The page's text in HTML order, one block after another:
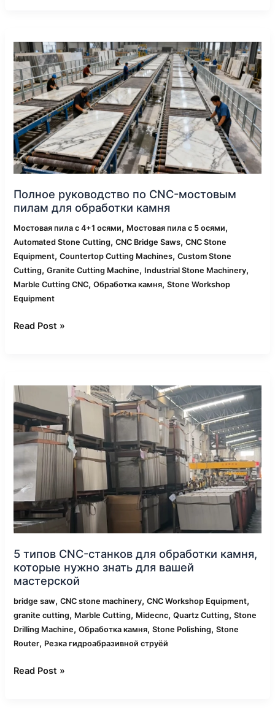
Полное руководство по CNC-мостовым
пилам для обработки камня
Мостовая пила с 4+1 осями, Мостовая пила с 5 осями,
Automated Stone Cutting,CNC Bridge Saws,CNC Stone
Equipment,Countertop Cutting Machines,Custom Stone
Cutting,Granite Cutting Machine, Industrial Stone Machinery,
Marble Cutting CNC,Обработка камня,Stone Workshop
Equipment
руководство
по
CNC-
мостовым
пилам
для
обработки
камня
Read Post »
5 типов CNC-станков для обработки камня,
которые нужно знать для вашей
мастерской
bridge saw,CNC stone machinery,CNC Workshop Equipment,
granite cutting, Marble Cutting, Midecnc,Quartz Cutting,Stone
Drilling Machine,Обработка камня,Stone Polishing,Stone
Router, Резка гидроабразивной струёй
типов
CNC-
станков
для
обработки
камня,
которые
нужно
знать
для
вашей
мастерской
Read Post »